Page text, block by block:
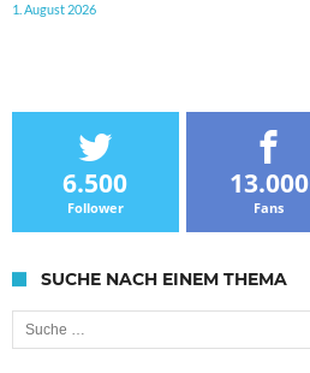
1. August 2026
6.500
Follower
13.000
Fans
SUCHE NACH EINEM THEMA
Suche nach: